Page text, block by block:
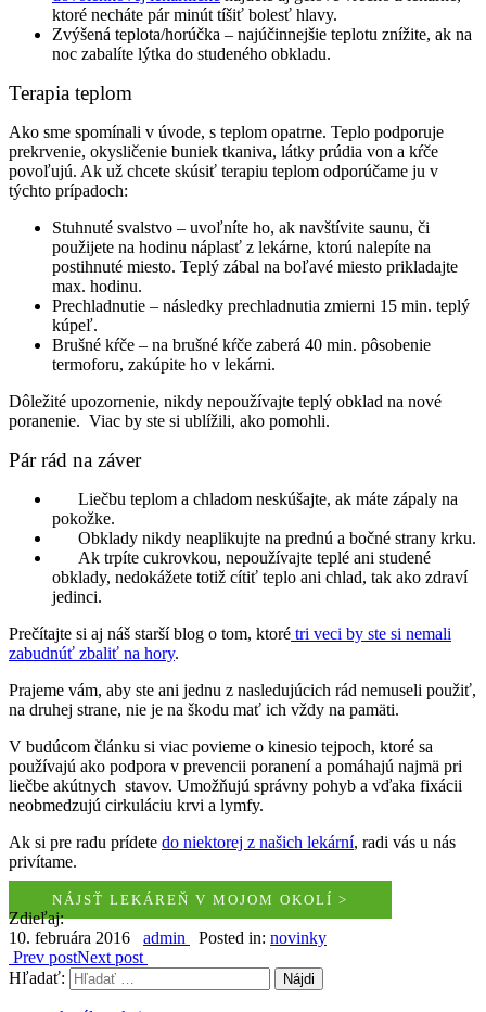
ktoré necháte pár minút tíšiť bolesť hlavy.
Zvýšená teplota/horúčka – najúčinnejšie teplotu znížite, ak na
noc zabalíte lýtka do studeného obkladu.
Terapia teplom
Ako sme spomínali v úvode, s teplom opatrne. Teplo podporuje
prekrvenie, okysličenie buniek tkaniva, látky prúdia von a kŕče
povoľujú. Ak už chcete skúsiť terapiu teplom odporúčame ju v
týchto prípadoch:
Stuhnuté svalstvo – uvoľníte ho, ak navštívite saunu, či
použijete na hodinu náplasť z lekárne, ktorú nalepíte na
postihnuté miesto. Teplý zábal na boľavé miesto prikladajte
max. hodinu.
Prechladnutie – následky prechladnutia zmierni 15 min. teplý
kúpeľ.
Brušné kŕče – na brušné kŕče zaberá 40 min. pôsobenie
termoforu, zakúpite ho v lekárni.
Dôležité upozornenie, nikdy nepoužívajte teplý obklad na nové
poranenie. Viac by ste si ublížili, ako pomohli.
Pár rád na záver
Liečbu teplom a chladom neskúšajte, ak máte zápaly na
pokožke.
Obklady nikdy neaplikujte na prednú a bočné strany krku.
Ak trpíte cukrovkou, nepoužívajte teplé ani studené
obklady, nedokážete totiž cítiť teplo ani chlad, tak ako zdraví
jedinci.
Prečítajte si aj náš starší blog o tom, ktoré tri veci by ste si nemali
zabudnúť zbaliť na hory.
Prajeme vám, aby ste ani jednu z nasledujúcich rád nemuseli použiť,
na druhej strane, nie je na škodu mať ich vždy na pamäti.
V budúcom článku si viac povieme o kinesio tejpoch, ktoré sa
používajú ako podpora v prevencii poranení a pomáhajú najmä pri
liečbe akútnych stavov. Umožňujú správny pohyb a vďaka fixácii
neobmedzujú cirkuláciu krvi a lymfy.
Ak si pre radu prídete do niektorej z našich lekární, radi vás u nás
privítame.
NÁJSŤ LEKÁREŇ V MOJOM OKOLÍ >
Zdieľaj:
10. februára 2016
admin Posted in: novinky
Prev postNext post
Hľadať: